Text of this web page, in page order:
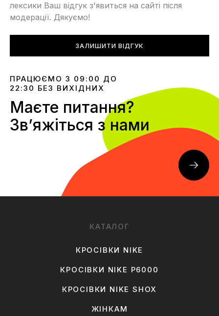
лексики Ваш відгук з'явиться на сайті після
модерації. Дякуємо!
ЗАЛИШИТИ ВІДГУК
ПРАЦЮЄМО З 09:00 ДО
22:30 БЕЗ ВИХІДНИХ
Маєте питання?
Звʼяжіться з нами
КАТАЛОГ
КРОСІВКИ NIKE
КРОСІВКИ NIKE P6000
КРОСІВКИ NIKE SHOX
ЖІНКАМ